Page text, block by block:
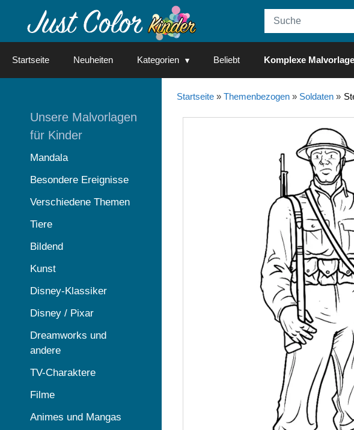
Startseite Neuheiten Kategorien Beliebt Komplexe
Startseite» Themenbezogen» Soldaten»
Unsere Malvorlagen
für Kinder
Mandala
Besondere Ereignisse
Verschiedene Themen
Tiere
Bildend
Kunst
Disney-Klassiker
Disney / Pixar
Dreamworks und
andere
TV-Charaktere
Filme
Animes und Mangas